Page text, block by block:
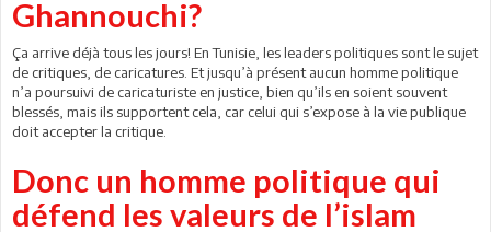
Ghannouchi?
Ça arrive déjà tous les jours! En Tunisie, les leaders politiques sont le sujet
de critiques, de caricatures. Et jusqu’à présent aucun homme politique
n’a poursuivi de caricaturiste en justice, bien qu’ils en soient souvent
blessés, mais ils supportent cela, car celui qui s’expose à la vie publique
doit accepter la critique.
Donc un homme politique qui
défend les valeurs de l’islam